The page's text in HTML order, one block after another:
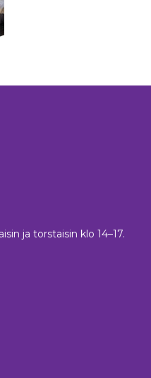
ja torstaisin klo 14–17.